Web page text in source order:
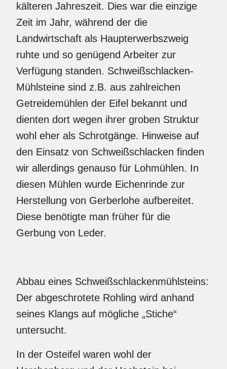
kälteren Jahreszeit. Dies war die einzige
Zeit im Jahr, während der die
Landwirtschaft als Haupterwerbszweig
ruhte und so genügend Arbeiter zur
Verfügung standen. Schweißschlacken­-
Mühlsteine sind z.B. aus zahlreichen
Getreidemühlen der Eifel bekannt und
dienten dort wegen ihrer groben Struktur
wohl eher als Schrotgänge. Hinweise auf
den Einsatz von Schweißschlacken finden
wir allerdings genauso für Lohmühlen. In
diesen Mühlen wurde Eichenrinde zur
Herstellung von Gerberlohe aufbereitet.
Diese benötigte man früher für die
Gerbung von Leder.
Abbau eines Schweißschlackenmühlsteins:
Der abgeschrotete Rohling wird anhand
seines Klangs auf mögliche „Stiche“
untersucht.
In der Osteifel waren wohl der